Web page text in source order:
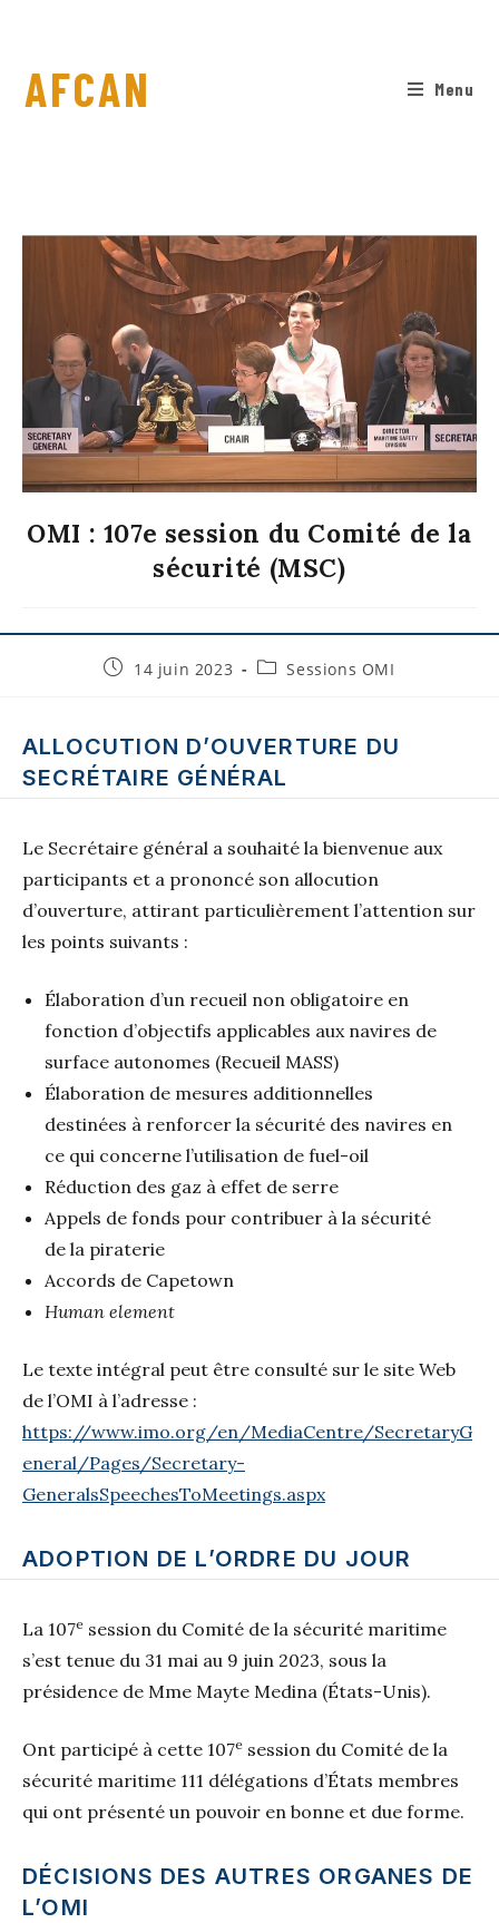
AFCAN Menu
OMI : 107e session du Comité de la
sécurité (MSC)
14 juin 2023 Sessions OMI
ALLOCUTION D’OUVERTURE DU
SECRÉTAIRE GÉNÉRAL
Le Secrétaire général a souhaité la bienvenue aux
participants et a prononcé son allocution
d’ouverture, attirant particulièrement l’attention sur
les points suivants :
Élaboration d’un recueil non obligatoire en
fonction d’objectifs applicables aux navires de
surface autonomes (Recueil MASS)
Élaboration de mesures additionnelles
destinées à renforcer la sécurité des navires en
ce qui concerne l’utilisation de fuel-oil
Réduction des gaz à effet de serre
Appels de fonds pour contribuer à la sécurité
de la piraterie
Accords de Capetown
Human element
Le texte intégral peut être consulté sur le site Web
de l’OMI à l’adresse :
https://www.imo.org/en/MediaCentre/SecretaryG
eneral/Pages/Secretary-
GeneralsSpeechesToMeetings.aspx
ADOPTION DE L’ORDRE DU JOUR
La 107e session du Comité de la sécurité maritime
s’est tenue du 31 mai au 9 juin 2023, sous la
présidence de Mme Mayte Medina (États-Unis).
Ont participé à cette 107e session du Comité de la
sécurité maritime 111 délégations d’États membres
qui ont présenté un pouvoir en bonne et due forme.
DÉCISIONS DES AUTRES ORGANES DE
L’OMI